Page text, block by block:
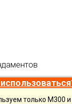
только М300